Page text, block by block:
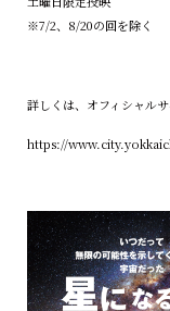
※7/2、8/20の回を除く
詳しくは、オフィシャルサ
https://